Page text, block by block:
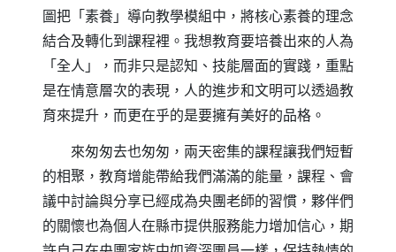
圖把「素養」導向教學模組中，將核心素養的理念
結合及轉化到課程裡。我想教育要培養出來的人為
「全人」，而非只是認知、技能層面的實踐，重點
是在情意層次的表現，人的進步和文明可以透過教
育來提升，而更在乎的是要擁有美好的品格。
來匆匆去也匆匆，兩天密集的課程讓我們短暫
的相聚，教育增能帶給我們滿滿的能量，課程、會
議中討論與分享已經成為央團老師的習慣，夥伴們
的關懷也為個人在縣市提供服務能力增加信心，期